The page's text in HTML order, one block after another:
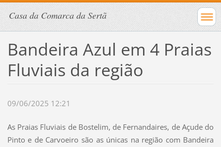
Casa da Comarca da Sertã
Bandeira Azul em 4 Praias
Fluviais da região
09/06/2025 12:21
As Praias Fluviais de Bostelim, de Fernandaires, de Açude do
Pinto e de Carvoeiro são as únicas na região com Bandeira